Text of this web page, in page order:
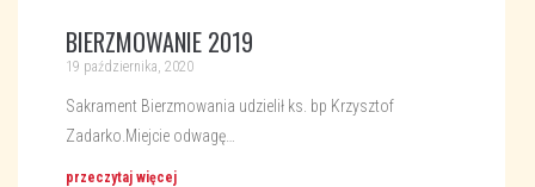
BIERZMOWANIE 2019
19 października, 2020
Sakrament Bierzmowania udzielił ks. bp Krzysztof
Zadarko.Miejcie odwagę…
przeczytaj więcej